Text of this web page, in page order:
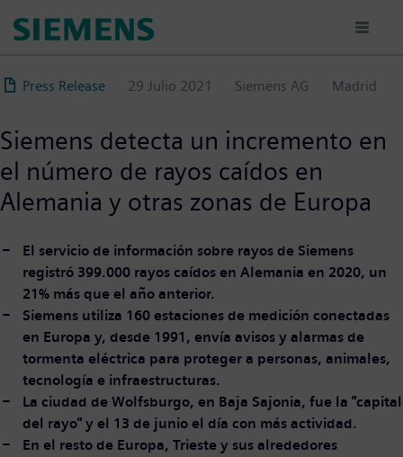
principal
Press Release 29 Julio 2021 Siemens AG Madrid
Siemens detecta un incremento en
el número de rayos caídos en
Alemania y otras zonas de Europa
El servicio de información sobre rayos de Siemens
registró 399.000 rayos caídos en Alemania en 2020, un
21% más que el año anterior.
Siemens utiliza 160 estaciones de medición conectadas
en Europa y, desde 1991, envía avisos y alarmas de
tormenta eléctrica para proteger a personas, animales,
tecnología e infraestructuras.
La ciudad de Wolfsburgo, en Baja Sajonia, fue la "capital
del rayo" y el 13 de junio el día con más actividad.
En el resto de Europa, Trieste y sus alrededores